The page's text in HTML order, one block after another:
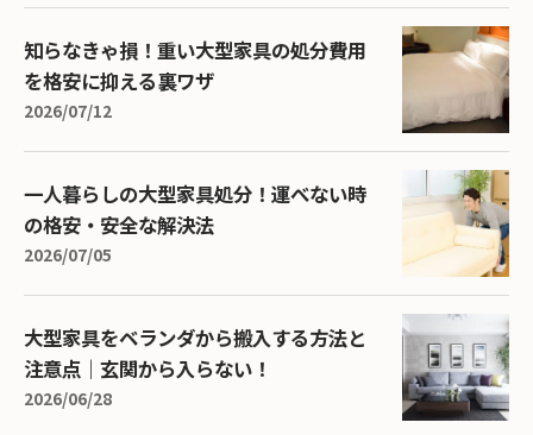
知らなきゃ損！重い大型家具の処分費用
を格安に抑える裏ワザ
2026/07/12
一人暮らしの大型家具処分！運べない時
の格安・安全な解決法
2026/07/05
大型家具をベランダから搬入する方法と
注意点｜玄関から入らない！
2026/06/28